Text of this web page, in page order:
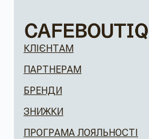
КЛІЄНТАМ
ПАРТНЕРАМ
БРЕНДИ
ЗНИЖКИ
ПРОГРАМА ЛОЯЛЬНОСТІ